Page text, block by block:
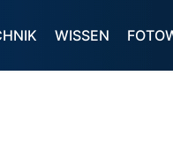
WISSEN